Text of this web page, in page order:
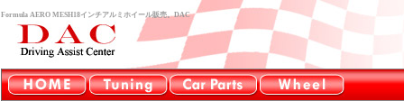
Formula AERO MESH18インチアルミホイール販売。DAC